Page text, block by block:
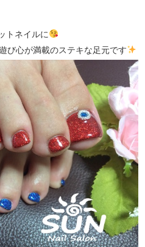
トネイルに
び心が満載のステキな足元です